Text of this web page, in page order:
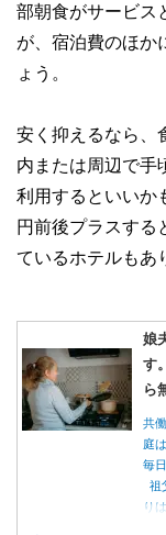
部朝食がサービス
が、宿泊費のほか
ょう。
安く抑えるなら、
内または周辺で手
利用するといいか
円前後プラスする
ているホテルもあ
娘
す
ら
共
庭
毎
祖
り